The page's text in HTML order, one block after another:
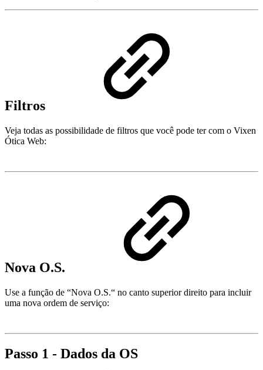
Filtros
Veja todas as possibilidade de filtros que você pode ter com o Vixen
Ótica Web:
Nova O.S.
Use a função de “Nova O.S.“ no canto superior direito para incluir
uma nova ordem de serviço:
Passo 1 - Dados da OS